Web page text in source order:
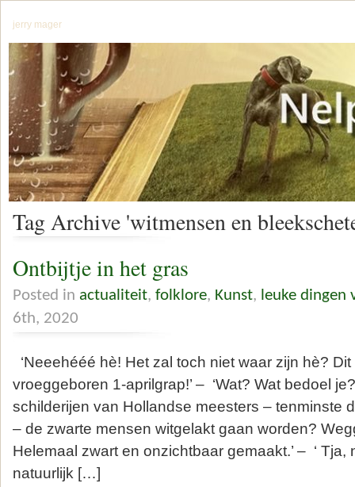
jerry mager
Tag Archive 'witmensen en
Ontbijtje in het gras
Posted in actualiteit, folklore, Kunst, leuke dingen
6th, 2020
‘Neeehééé hè! Het zal toch niet waar zijn hè?
vroeggeboren 1-aprilgrap!’ – ‘Wat? Wat bedoel
schilderijen van Hollandse meesters – tenminste
– de zwarte mensen witgelakt gaan worden?
Helemaal zwart en onzichtbaar gemaakt.’ – ‘ Tja,
natuurlijk […]